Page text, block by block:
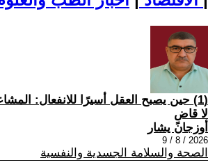
(1) حين يصبح العقل أسيرًا للانفعال:
لا قاضٍ
أوزجان يشار
2026 / 8 / 9
الصحة والسلامة الجسدية والنفسية